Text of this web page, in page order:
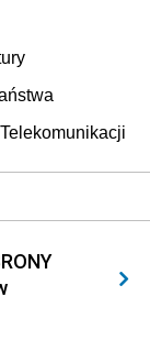
i Budownictwa
i